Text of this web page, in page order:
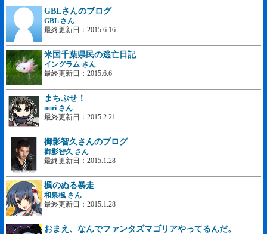
GBLさんのブログ
GBL さん
最終更新日：2015.6.16
米国千葉県民の逃亡日記
イングラム さん
最終更新日：2015.6.6
まちぶせ！
nori さん
最終更新日：2015.2.21
御影智久さんのブログ
御影智久 さん
最終更新日：2015.1.28
楓のぬる暴走
和泉楓 さん
最終更新日：2015.1.28
おまえ、なんでファンタズマゴリアやってるんだ。